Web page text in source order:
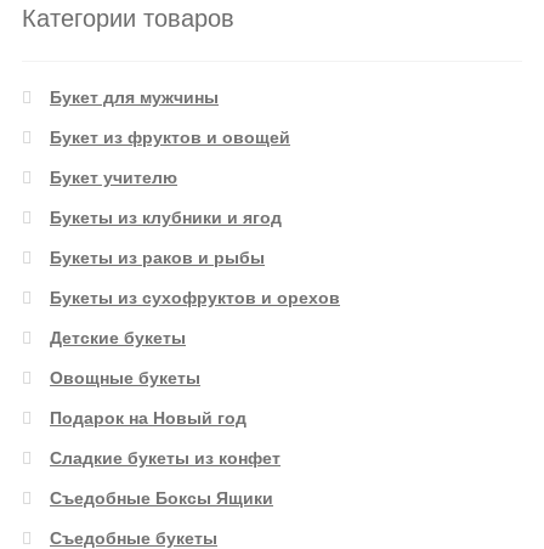
Категории товаров
Букет для мужчины
Букет из фруктов и овощей
Букет учителю
Букеты из клубники и ягод
Букеты из раков и рыбы
Букеты из сухофруктов и орехов
Детские букеты
Овощные букеты
Подарок на Новый год
Сладкие букеты из конфет
Съедобные Боксы Ящики
Съедобные букеты